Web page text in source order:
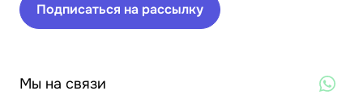
Подписаться на рассылку
Мы на связи